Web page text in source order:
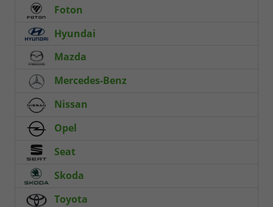
Foton
Hyundai
Mazda
Mercedes-Benz
Nissan
Opel
Seat
Skoda
Toyota